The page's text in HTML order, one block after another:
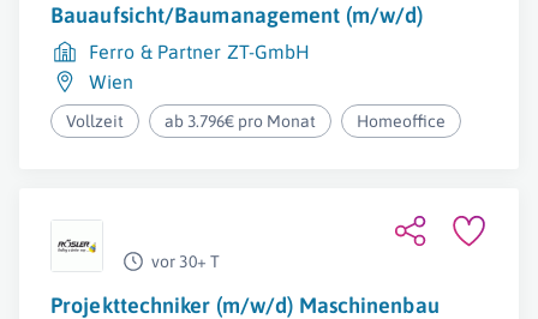
Bauaufsicht/Baumanagement (m/w/d)
Ferro & Partner ZT-GmbH
Wien
Vollzeit ab 3.796€ pro Monat Homeoffice
vor 30+ T
Projekttechniker (m/w/d) Maschinenbau